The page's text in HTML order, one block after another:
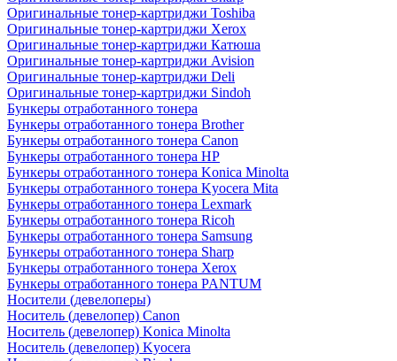
Оригинальные тонер-картриджи Toshiba
Оригинальные тонер-картриджи Xerox
Оригинальные тонер-картриджи Катюша
Оригинальные тонер-картриджи Avision
Оригинальные тонер-картриджи Deli
Оригинальные тонер-картриджи Sindoh
Бункеры отработанного тонера
Бункеры отработанного тонера Brother
Бункеры отработанного тонера Canon
Бункеры отработанного тонера HP
Бункеры отработанного тонера Konica Minolta
Бункеры отработанного тонера Kyocera Mita
Бункеры отработанного тонера Lexmark
Бункеры отработанного тонера Ricoh
Бункеры отработанного тонера Samsung
Бункеры отработанного тонера Sharp
Бункеры отработанного тонера Xerox
Бункеры отработанного тонера PANTUM
Носители (девелоперы)
Носитель (девелопер) Canon
Носитель (девелопер) Konica Minolta
Носитель (девелопер) Kyocera